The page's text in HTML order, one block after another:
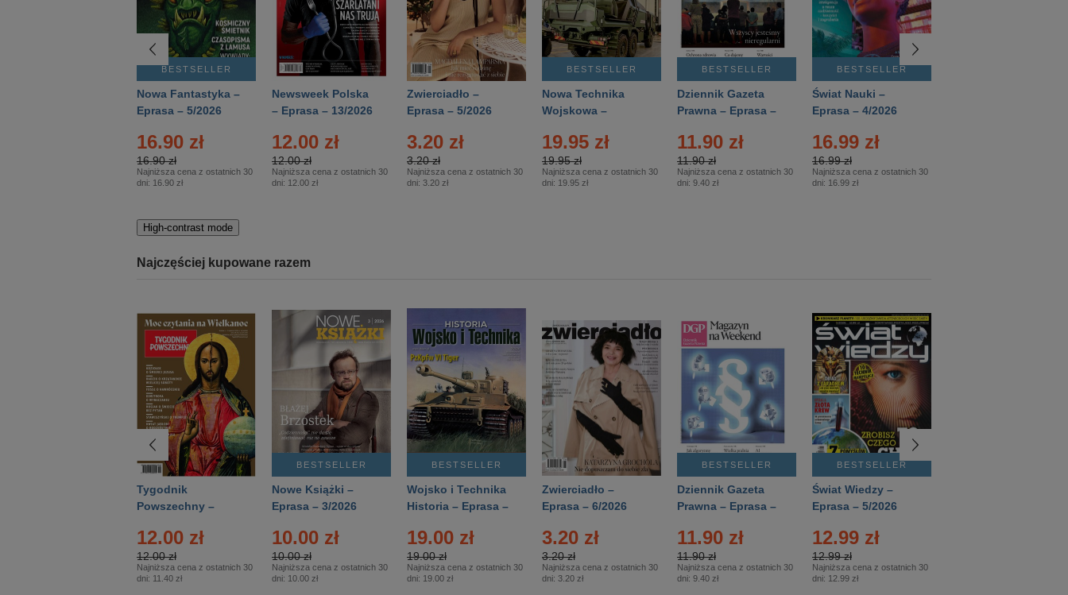
BESTSELLER
Nowa Fantastyka –
Eprasa – 5/2026
16.90 zł
16.90 zł
Najniższa cena z ostatnich 30
dni: 16.90 zł
Newsweek Polska
– Eprasa – 13/2026
12.00 zł
12.00 zł
Najniższa cena z ostatnich 30
dni: 12.00 zł
Zwierciadło –
Eprasa – 5/2026
3.20 zł
3.20 zł
Najniższa cena z ostatnich 30
dni: 3.20 zł
BESTSELLER
Nowa Technika
Wojskowa –
19.95 zł
19.95 zł
Najniższa cena z ostatnich 30
dni: 19.95 zł
BESTSELLER
Dziennik Gazeta
Prawna – Eprasa –
11.90 zł
11.90 zł
Najniższa cena z ostatnich 30
dni: 9.40 zł
BESTSELLER
Świat Nauki –
Eprasa – 4/2026
16.99 zł
16.99 zł
Najniższa cena z ostatnich 30
dni: 16.99 zł
High-contrast mode
Najczęściej kupowane razem
Tygodnik
Powszechny –
12.00 zł
12.00 zł
Najniższa cena z ostatnich 30
dni: 11.40 zł
BESTSELLER
Nowe Książki –
Eprasa – 3/2026
10.00 zł
10.00 zł
Najniższa cena z ostatnich 30
dni: 10.00 zł
BESTSELLER
Wojsko i Technika
Historia – Eprasa –
19.00 zł
19.00 zł
Najniższa cena z ostatnich 30
dni: 19.00 zł
Zwierciadło –
Eprasa – 6/2026
3.20 zł
3.20 zł
Najniższa cena z ostatnich 30
dni: 3.20 zł
BESTSELLER
Dziennik Gazeta
Prawna – Eprasa –
11.90 zł
11.90 zł
Najniższa cena z ostatnich 30
dni: 9.40 zł
BESTSELLER
Świat Wiedzy –
Eprasa – 5/2026
12.99 zł
12.99 zł
Najniższa cena z ostatnich 30
dni: 12.99 zł